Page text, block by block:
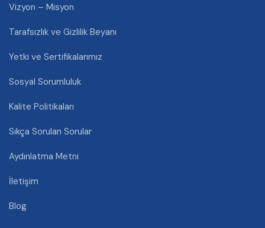
Vizyon – Misyon
Tarafsızlık ve Gizlilik Beyanı
Yetki ve Sertifikalarımız
Sosyal Sorumluluk
Kalite Politikaları
Sıkça Sorulan Sorular
Aydınlatma Metni
İletişim
Blog